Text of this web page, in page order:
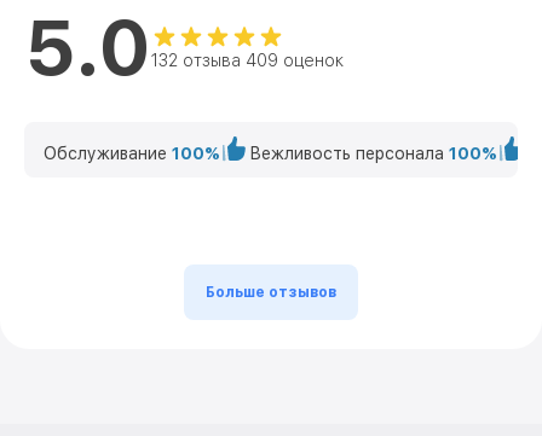
5.0 132 отзыва 409 оценок
Обслуживание 100% Вежливость персонала 100%
Больше отзывов